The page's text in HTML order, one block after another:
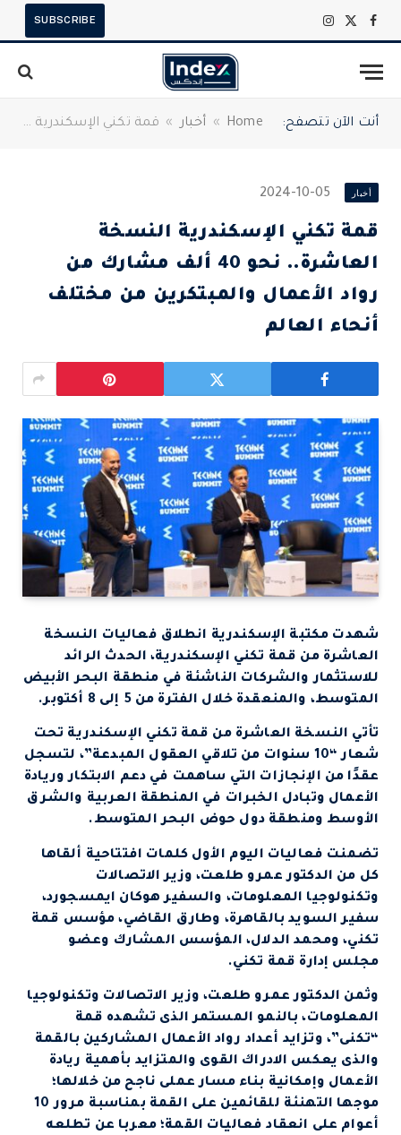
فيسبوك
X
الانستغرام
SUBSCRIBE
أنت الآن تتصفح: Home
» أخبار » قمة تكني الإسكندرية النسخة العاشرة.. نحو 40 ألف مشارك من رواد الأعمال والمبتكرين من مختلف أنحاء العالم
أخبار 2024-10-05
قمة تكني الإسكندرية النسخة
العاشرة.. نحو 40 ألف مشارك من
رواد الأعمال والمبتكرين من مختلف
أنحاء العالم
شهدت مكتبة الإسكندرية انطلاق فعاليات النسخة
العاشرة من قمة تكني الإسكندرية، الحدث الرائد
للاستثمار والشركات الناشئة في منطقة البحر الأبيض
المتوسط، والمنعقدة خلال الفترة من 5 إلى 8 أكتوبر.
تأتي النسخة العاشرة من قمة تكني الإسكندرية تحت
شعار “10 سنوات من تلاقي العقول المبدعة”، لتسجل
عقدًا من الإنجازات التي ساهمت في دعم الابتكار وريادة
الأعمال وتبادل الخبرات في المنطقة العربية والشرق
الأوسط ومنطقة دول حوض البحر المتوسط.
تضمنت فعاليات اليوم الأول كلمات افتتاحية ألقاها
كل من الدكتور عمرو طلعت، وزير الاتصالات
وتكنولوجيا المعلومات، والسفير هوكان ايمسجورد،
سفير السويد بالقاهرة، وطارق القاضي، مؤسس قمة
تكني، ومحمد الدلال، المؤسس المشارك وعضو
مجلس إدارة قمة تكني.
وثمن الدكتور عمرو طلعت، وزير الاتصالات وتكنولوجيا
المعلومات، بالنمو المستمر الذى تشهده قمة
“تكنى”، وتزايد أعداد رواد الأعمال المشاركين بالقمة
والذى يعكس الادراك القوى والمتزايد بأهمية ريادة
الأعمال وإمكانية بناء مسار عملى ناجح من خلالها؛
موجها التهنئة للقائمين على القمة بمناسبة مرور 10
أعوام على انعقاد فعاليات القمة؛ معربا عن تطلعه